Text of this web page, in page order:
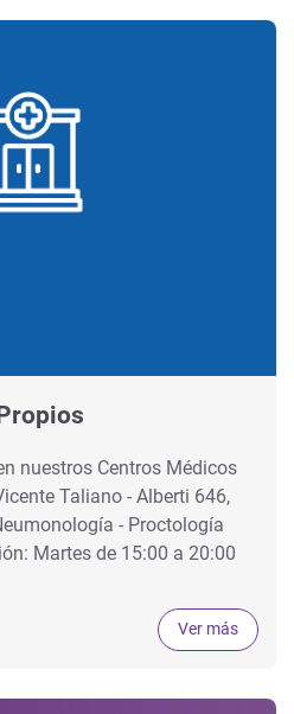
nuestros Centros Médicos
Taliano - Alberti 646,
- Proctología
Martes de 15:00 a 20:00
Ver más